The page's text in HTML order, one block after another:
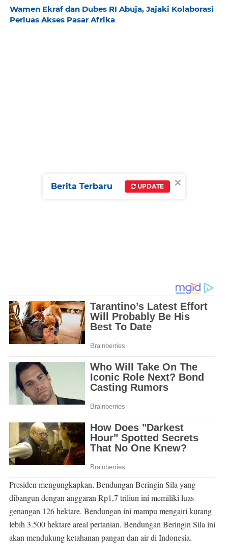
Wamen Ekraf dan Dubes RI Abuja, Jajaki Kolaborasi
Perluas Akses Pasar Afrika
Presiden mengungkapkan, Bendungan Beringin Sila yang
dibangun dengan anggaran Rp1,7 triliun ini memiliki luas
genangan 126 hektare. Bendungan ini mampu mengairi kurang
lebih 3.500 hektare areal pertanian. Bendungan Beringin Sila ini
akan mendukung ketahanan pangan dan air di Indonesia.
×
Berita Terbaru UPDATE